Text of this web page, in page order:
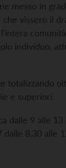
messo in
vissero il
individuo,
totalizzando
e superiori.
dalle 9 alle 13
8.30 alle